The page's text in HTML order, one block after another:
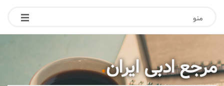
منو
مرجع ادبی ایران.